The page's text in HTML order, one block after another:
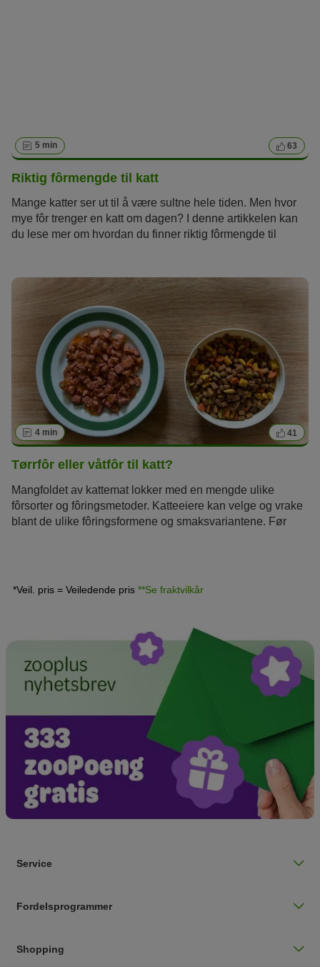
5 min 63
Riktig fôrmengde til katt
Mange katter ser ut til å være sultne hele tiden. Men hvor
mye fôr trenger en katt om dagen? I denne artikkelen kan
du lese mer om hvordan du finner riktig fôrmengde til
4 min 41
Tørrfôr eller våtfôr til katt?
Mangfoldet av kattemat lokker med en mengde ulike
fôrsorter og fôringsmetoder. Katteeiere kan velge og vrake
blant de ulike fôringsformene og smaksvariantene. Før
fordeler har de ulike typene? Ferdigfôr er den mest
trenger for et sunt kosthold.
*Veil. pris = Veiledende pris **Se fraktvilkår
Service
Fordelsprogrammer
Shopping